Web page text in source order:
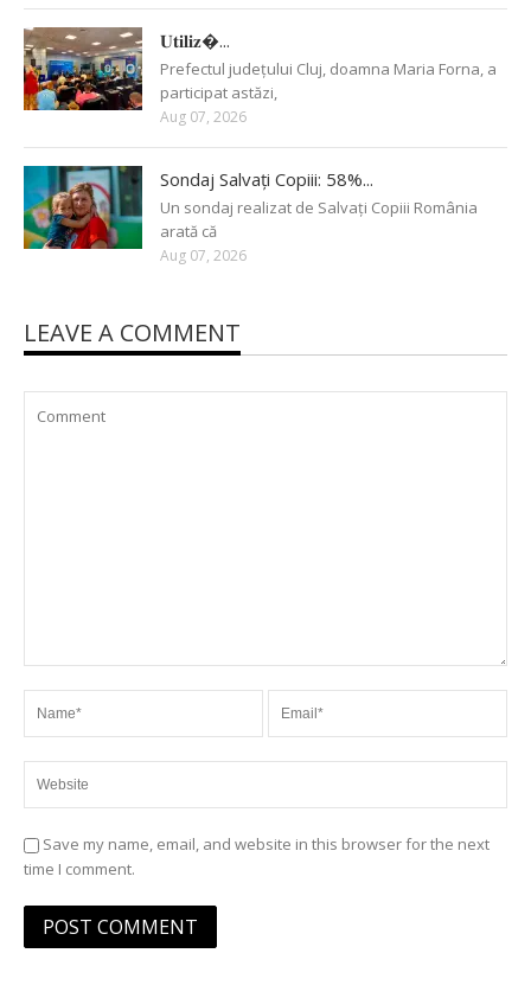
𝐔𝐭𝐢𝐥𝐢𝐳�...
Prefectul județului Cluj, doamna Maria Forna, a
participat astăzi,
Aug 07, 2026
Sondaj Salvați Copiii: 58%...
Un sondaj realizat de Salvați Copiii România
arată că
Aug 07, 2026
LEAVE A COMMENT
Save my name, email, and website in this browser for the next
time I comment.